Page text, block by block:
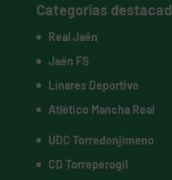
Categorías
Real Jaén
Jaén FS
Linares Deportivo
Atlético Mancha Real
UDC Torredonjimeno
CD Torreperogil